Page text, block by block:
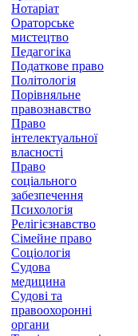
Нотаріат
Ораторське
мистецтво
Педагогіка
Податкове право
Політологія
Порівняльне
правознавство
Право
інтелектуальної
власності
Право
соціального
забезпечення
Психологія
Релігієзнавство
Сімейне право
Соціологія
Судова
медицина
Судові та
правоохоронні
органи